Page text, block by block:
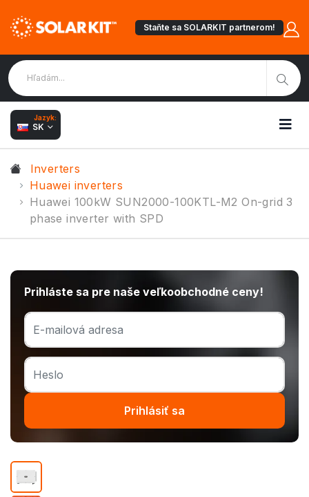
Staňte sa SOLARKIT partnerom!
Jazyk:
SK
Inverters
Huawei inverters
Huawei 100kW SUN2000-100KTL-M2 On-grid 3
phase inverter with SPD
Prihláste sa pre naše veľkoobchodné ceny!
Prihlásiť sa